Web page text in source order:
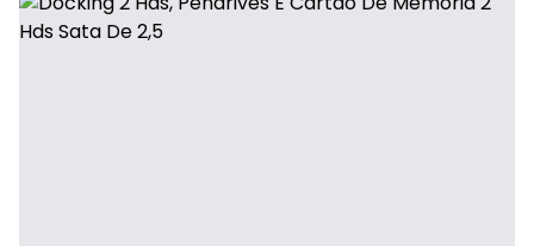
Ativar tradutor em libras